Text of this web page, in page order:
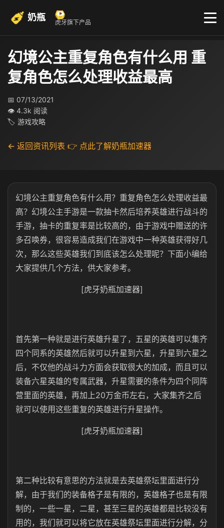
奶瓶 虎牙旗下产品
幻境公主重复角色有什么用 重
复角色怎么处理收益最高
📅 07/13/2021
👁 4.3k 阅读
🏷 游戏攻略
← 返回资讯列表 👉 点此了解奶瓶加速器
幻境公主重复角色有什么用？重复角色怎么处理收益最
高？幻境公主手游是一款抽卡然后培养英雄进行战斗的
手游，抽卡的重复率是比较高的，由于游戏中赠送的许
多召唤券，很容易造成我们在游戏中一种英雄获得好几
次，那么这些英雄我们到底该怎么处理呢？下面小编给
大家提供几个方法，供大家参考。
[虎牙奶瓶加速器]
首先第一种就是进行英雄升星了，五星的英雄可以集齐
四个同系的英雄然后就可以升星到六星，升星到六星之
后，不仅他的战斗力方面会获取很大的加成，而且可以
装备六星英雄的专属武器，升星需要的条件为四个同阵
营里面的英雄，再加上20万金币左右，大家集齐之后
就可以使用这些重复的英雄进行升星操作。
[虎牙奶瓶加速器]
第二种比较有意思的方法就是去英雄祭坛里面进行分
解，由于我们的装备格子是有限的，英雄格子也是有限
制的，一些一星，二星，甚至三星的英雄都是比较没有
用的，我们就可以将它放在英雄祭坛里面进行分解，分